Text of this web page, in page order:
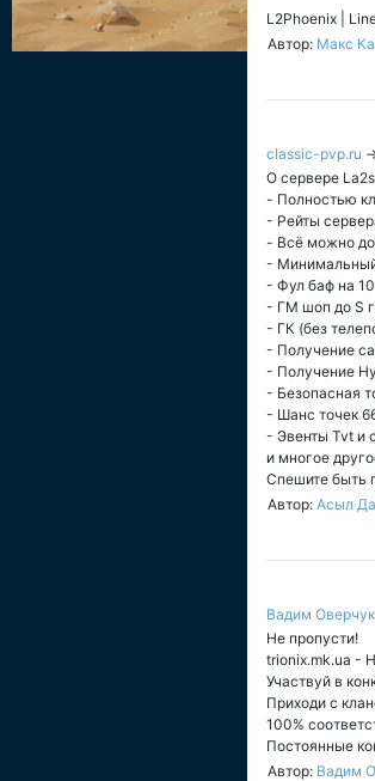
L2Phoenix |
Автор: Макс
classic-pvp.ru
О сервере
- Полностью
- Рейты
- Всё можно
-
- Фул баф на
- ГМ шоп до S
- ГК (без
- Получение
- Получение
- Безопасная
- Шанс точек
- Эвенты Tvt и
и многое
Спешите быть
Автор: Асыл
Вадим Оверчук
Не пропусти!
trionix.mk.ua -
Участвуй в
Приходи с
100%
Постоянные
Автор: Вадим